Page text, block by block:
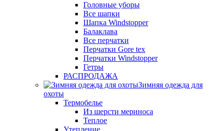
Головные уборы
Все шапки
Шапка Windstopper
Балаклава
Все перчатки
Перчатки Gore tex
Перчатки Windstopper
Гетры
РАСПРОДАЖА
Зимняя одежда для
охоты
Термобелье
Из шерсти мериноса
Теплое
Утепление